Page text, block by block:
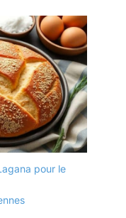
pour un
ou des
spéciales, ils
culinaires
goût.
】Ces bols à
sont
le micro-
le
pour le